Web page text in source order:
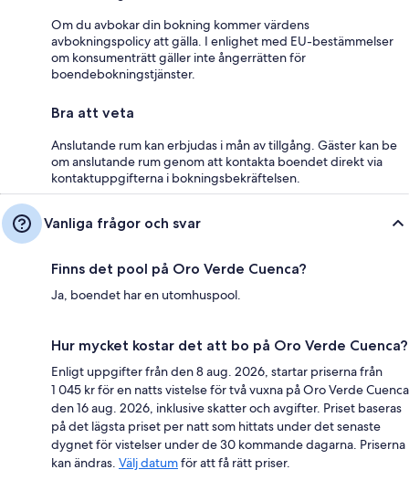
Om du avbokar din bokning kommer värdens
avbokningspolicy att gälla. I enlighet med EU-bestämmelser
om konsumenträtt gäller inte ångerrätten för
boendebokningstjänster.
Bra att veta
Anslutande rum kan erbjudas i mån av tillgång. Gäster kan be
om anslutande rum genom att kontakta boendet direkt via
kontaktuppgifterna i bokningsbekräftelsen.
Vanliga frågor och svar
Finns det pool på Oro Verde Cuenca?
Ja, boendet har en utomhuspool.
Hur mycket kostar det att bo på Oro Verde Cuenca?
Enligt uppgifter från den 8 aug. 2026, startar priserna från
1 045 kr för en natts vistelse för två vuxna på Oro Verde Cuenca
den 16 aug. 2026, inklusive skatter och avgifter. Priset baseras
på det lägsta priset per natt som hittats under det senaste
dygnet för vistelser under de 30 kommande dagarna. Priserna
kan ändras. Välj datumför att få rätt priser.